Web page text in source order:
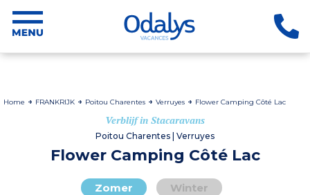
Home FRANKRIJK Poitou Charentes Verruyes Flower Camping Côté Lac
Verblijf in Stacaravans
Poitou Charentes | Verruyes
Flower Camping Côté Lac
Zomer Winter